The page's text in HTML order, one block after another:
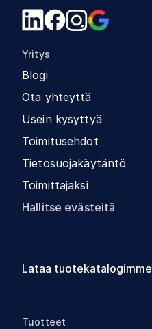
Yritys
Blogi
Ota yhteyttä
Usein kysyttyä
Toimitusehdot
Tietosuojakäytäntö
Toimittajaksi
Hallitse evästeitä
Lataa tuotekatalogimme
Tuotteet